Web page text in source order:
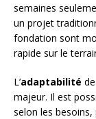
semaines
un projet
fondation sont
rapide sur le
L’adaptabilité
majeur. Il est
selon les besoins,